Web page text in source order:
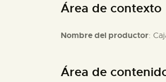
Área de contexto
Nombre del productor:
Área de